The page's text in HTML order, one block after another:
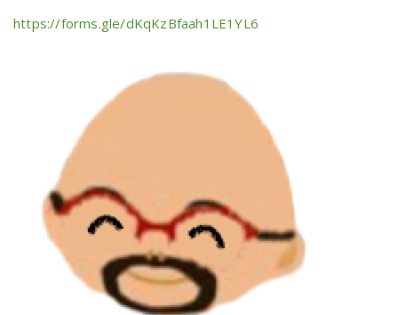
https://forms.gle/dKqKzBfaah1LE1YL6